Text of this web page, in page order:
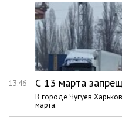
13:46 С 13 марта
В городе Чугуев
марта.